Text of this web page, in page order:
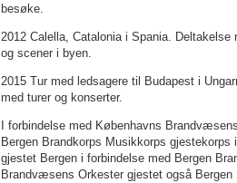
besøke.
2012 Calella, Catalonia i Spania.
og scener i byen.
2015 Tur med ledsagere til Budapest i
med turer og konserter.
I forbindelse med Københavns
Bergen Brandkorps Musikkorps
gjestet Bergen i forbindelse med Bergen
Brandvæsens Orkester gjestet også